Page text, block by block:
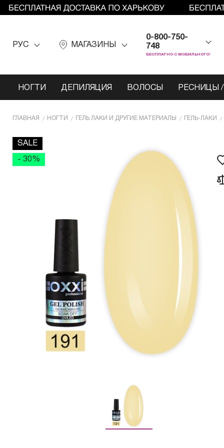
РУС МАГАЗИНЫ
0-800-750-
748
БЕСПЛАТНО С МОБИЛЬНОГО!
НОГТИ ДЕПИЛЯЦИЯ ВОЛОСЫ РЕСНИЦЫ
ГЛАВНАЯ НОГТИ ГЕЛЬ ЛАКИ И ДРУГИЕ МАТЕРИАЛЫ ГЕЛЬ-ЛАКИ
SALE
- 30%